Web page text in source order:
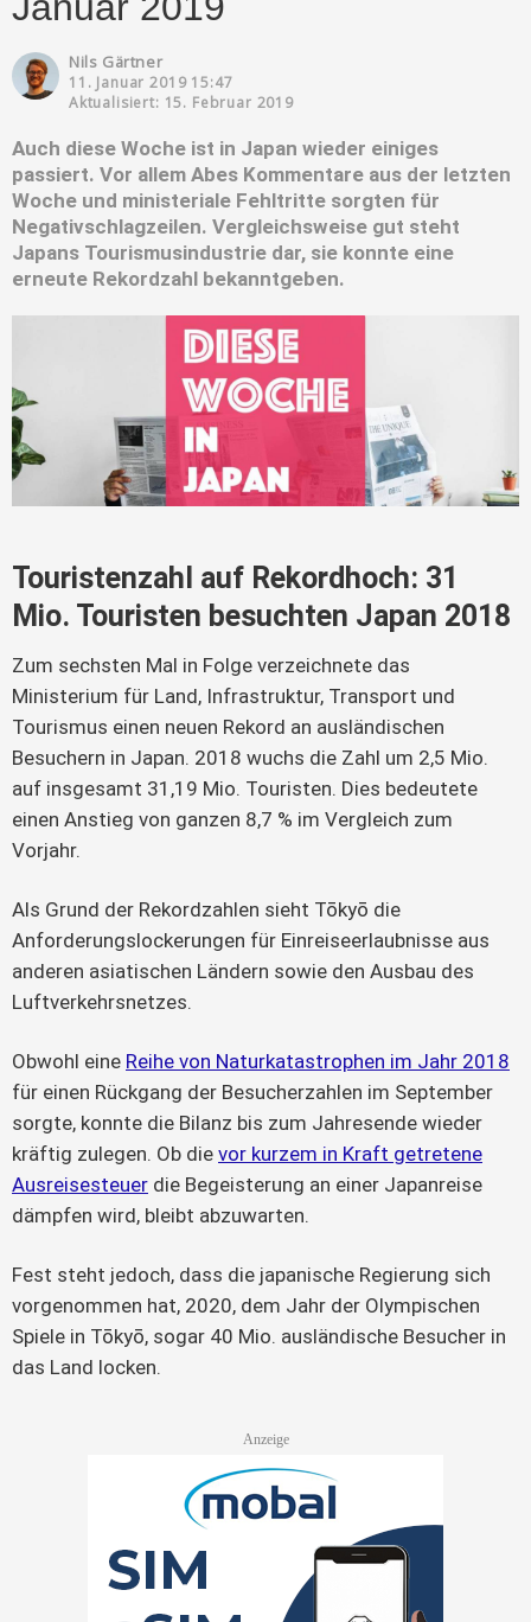
Nils Gärtner
11. Januar 2019 15:47
Aktualisiert: 15. Februar 2019
Auch diese Woche ist in Japan wieder einiges
passiert. Vor allem Abes Kommentare aus der letzten
Woche und ministeriale Fehltritte sorgten für
Negativschlagzeilen. Vergleichsweise gut steht
Japans Tourismusindustrie dar, sie konnte eine
erneute Rekordzahl bekanntgeben.
Touristenzahl auf Rekordhoch: 31
Mio. Touristen besuchten Japan 2018
Zum sechsten Mal in Folge verzeichnete das
Ministerium für Land, Infrastruktur, Transport und
Tourismus einen neuen Rekord an ausländischen
Besuchern in Japan. 2018 wuchs die Zahl um 2,5 Mio.
auf insgesamt 31,19 Mio. Touristen. Dies bedeutete
einen Anstieg von ganzen 8,7 % im Vergleich zum
Vorjahr.
Als Grund der Rekordzahlen sieht Tōkyō die
Anforderungslockerungen für Einreiseerlaubnisse aus
anderen asiatischen Ländern sowie den Ausbau des
Luftverkehrsnetzes.
Obwohl eine Reihe von Naturkatastrophen im Jahr 2018
für einen Rückgang der Besucherzahlen im September
sorgte, konnte die Bilanz bis zum Jahresende wieder
kräftig zulegen. Ob die vor kurzem in Kraft getretene
Ausreisesteuer die Begeisterung an einer Japanreise
dämpfen wird, bleibt abzuwarten.
Fest steht jedoch, dass die japanische Regierung sich
vorgenommen hat, 2020, dem Jahr der Olympischen
Spiele in Tōkyō, sogar 40 Mio. ausländische Besucher in
das Land locken.